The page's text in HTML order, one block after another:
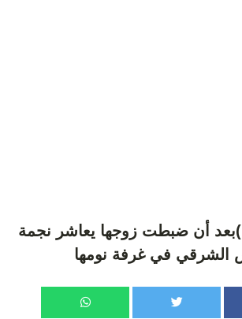
)بعد أن ضبطت زوجها يعاشر نجمة
الشرقي في غرفة نومها